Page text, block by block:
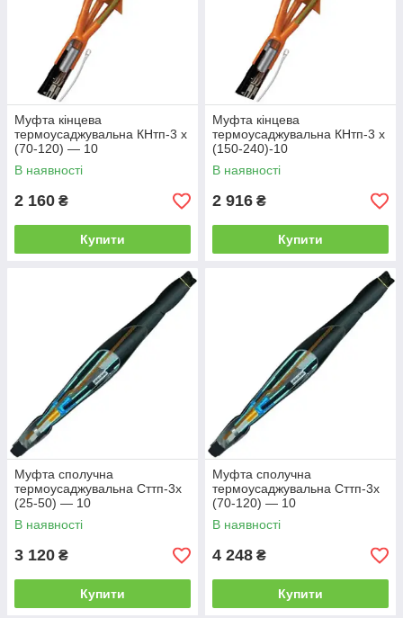
Муфта кінцева
термоусаджувальна КНтп-3 х
(70-120) — 10
В наявності
2 160 ₴
Купити
Муфта кінцева
термоусаджувальна КНтп-3 х
(150-240)-10
В наявності
2 916 ₴
Купити
Муфта сполучна
термоусаджувальна Сттп-3х
(25-50) — 10
В наявності
3 120 ₴
Купити
Муфта сполучна
термоусаджувальна Сттп-3х
(70-120) — 10
В наявності
4 248 ₴
Купити